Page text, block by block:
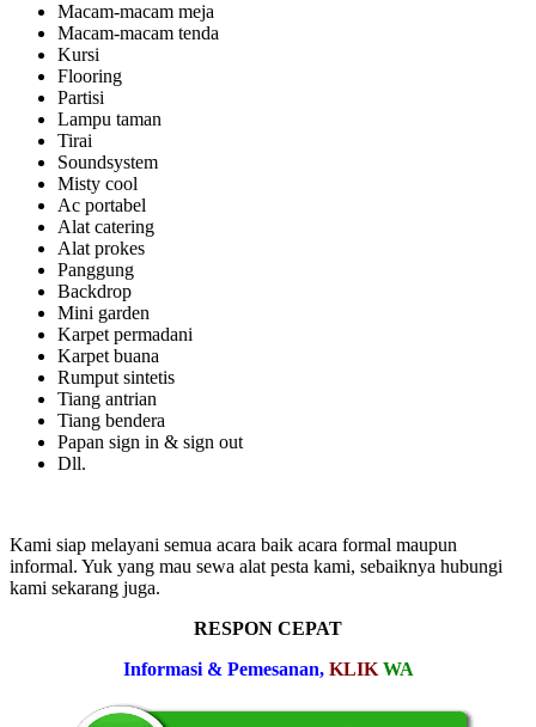
Macam-macam meja
Macam-macam tenda
Kursi
Flooring
Partisi
Lampu taman
Tirai
Soundsystem
Misty cool
Ac portabel
Alat catering
Alat prokes
Panggung
Backdrop
Mini garden
Karpet permadani
Karpet buana
Rumput sintetis
Tiang antrian
Tiang bendera
Papan sign in & sign out
Dll.
Kami siap melayani semua acara baik acara formal maupun
informal. Yuk yang mau sewa alat pesta kami, sebaiknya hubungi
kami sekarang juga.
RESPON CEPAT
Informasi & Pemesanan, KLIK WA